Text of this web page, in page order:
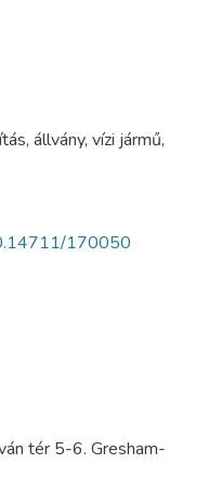
, állvány, vízi jármű,
170050
tér 5-6. Gresham-